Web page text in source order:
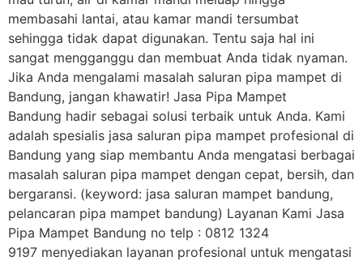
membasahi lantai, atau kamar mandi tersumbat
sehingga tidak dapat digunakan. Tentu saja hal ini
sangat mengganggu dan membuat Anda tidak nyaman.
Jika Anda mengalami masalah saluran pipa mampet di
Bandung, jangan khawatir! Jasa Pipa Mampet
Bandung hadir sebagai solusi terbaik untuk Anda. Kami
adalah spesialis jasa saluran pipa mampet profesional di
Bandung yang siap membantu Anda mengatasi berbagai
masalah saluran pipa mampet dengan cepat, bersih, dan
bergaransi. (keyword: jasa saluran mampet bandung,
pelancaran pipa mampet bandung) Layanan Kami Jasa
Pipa Mampet Bandung no telp : 0812 1324
9197 menyediakan layanan profesional untuk mengatasi